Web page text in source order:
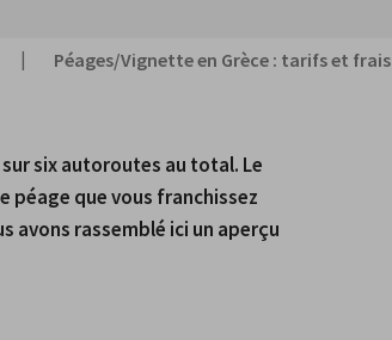
Péages/Vignette en Grèce : tarifs et frais
six autoroutes au total. Le
que vous franchissez
avons rassemblé ici un aperçu